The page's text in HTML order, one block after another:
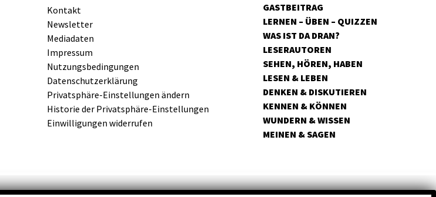
Kontakt
Newsletter
Mediadaten
Impressum
Nutzungsbedingungen
Datenschutzerklärung
Privatsphäre-Einstellungen ändern
Historie der Privatsphäre-Einstellungen
Einwilligungen widerrufen
GASTBEITRAG
LERNEN – ÜBEN – QUIZZEN
WAS IST DA DRAN?
LESERAUTOREN
SEHEN, HÖREN, HABEN
LESEN & LEBEN
DENKEN & DISKUTIEREN
KENNEN & KÖNNEN
WUNDERN & WISSEN
MEINEN & SAGEN